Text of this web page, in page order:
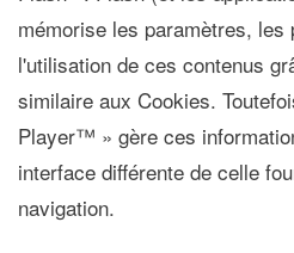
mémorise les paramètres, les
l'utilisation de ces contenus
similaire aux Cookies.
Player™ » gère ces
interface différente de celle
navigation.